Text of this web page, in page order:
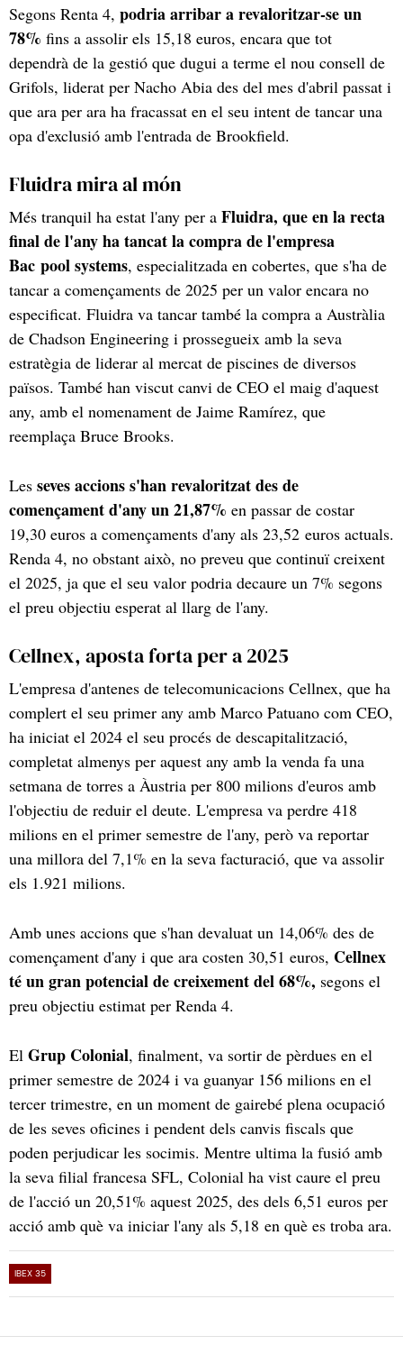
Segons Renta 4, podria arribar a revaloritzar-se un
78% fins a assolir els 15,18 euros, encara que tot
dependrà de la gestió que dugui a terme el nou consell de
Grifols, liderat per Nacho Abia des del mes d'abril passat i
que ara per ara ha fracassat en el seu intent de tancar una
opa d'exclusió amb l'entrada de Brookfield.
Fluidra mira al món
Més tranquil ha estat l'any per a Fluidra, que en la recta
final de l'any ha tancat la compra de l'empresa
Bac pool systems, especialitzada en cobertes, que s'ha de
tancar a començaments de 2025 per un valor encara no
especificat. Fluidra va tancar també la compra a Austràlia
de Chadson Engineering i prossegueix amb la seva
estratègia de liderar al mercat de piscines de diversos
països. També han viscut canvi de CEO el maig d'aquest
any, amb el nomenament de Jaime Ramírez, que
reemplaça Bruce Brooks.
Les seves accions s'han revaloritzat des de
començament d'any un 21,87% en passar de costar
19,30 euros a començaments d'any als 23,52 euros actuals.
Renda 4, no obstant això, no preveu que continuï creixent
el 2025, ja que el seu valor podria decaure un 7% segons
el preu objectiu esperat al llarg de l'any.
Cellnex, aposta forta per a 2025
L'empresa d'antenes de telecomunicacions Cellnex, que ha
complert el seu primer any amb Marco Patuano com CEO,
ha iniciat el 2024 el seu procés de descapitalització,
completat almenys per aquest any amb la venda fa una
setmana de torres a Àustria per 800 milions d'euros amb
l'objectiu de reduir el deute. L'empresa va perdre 418
milions en el primer semestre de l'any, però va reportar
una millora del 7,1% en la seva facturació, que va assolir
els 1.921 milions.
Amb unes accions que s'han devaluat un 14,06% des de
començament d'any i que ara costen 30,51 euros, Cellnex
té un gran potencial de creixement del 68%, segons el
preu objectiu estimat per Renda 4.
El Grup Colonial, finalment, va sortir de pèrdues en el
primer semestre de 2024 i va guanyar 156 milions en el
tercer trimestre, en un moment de gairebé plena ocupació
de les seves oficines i pendent dels canvis fiscals que
poden perjudicar les socimis. Mentre ultima la fusió amb
la seva filial francesa SFL, Colonial ha vist caure el preu
de l'acció un 20,51% aquest 2025, des dels 6,51 euros per
acció amb què va iniciar l'any als 5,18 en què es troba ara.
IBEX 35